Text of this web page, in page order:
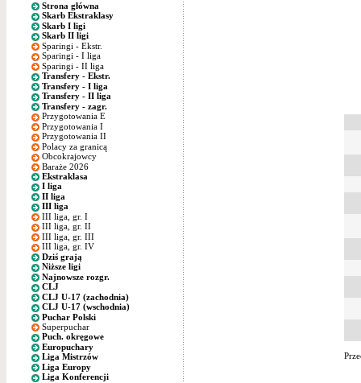
Strona główna
Skarb Ekstraklasy
Skarb I ligi
Skarb II ligi
Sparingi - Ekstr.
Sparingi - I liga
Sparingi - II liga
Transfery - Ekstr.
Transfery - I liga
Transfery - II liga
Transfery - zagr.
Przygotowania E
Przygotowania I
Przygotowania II
Polacy za granicą
Obcokrajowcy
Baraże 2026
Ekstraklasa
I liga
II liga
III liga
III liga, gr. I
III liga, gr. II
III liga, gr. III
III liga, gr. IV
Dziś grają
Niższe ligi
Najnowsze rozgr.
CLJ
CLJ U-17 (zachodnia)
CLJ U-17 (wschodnia)
Puchar Polski
Superpuchar
Puch. okręgowe
Europuchary
Liga Mistrzów
Liga Europy
Liga Konferencji